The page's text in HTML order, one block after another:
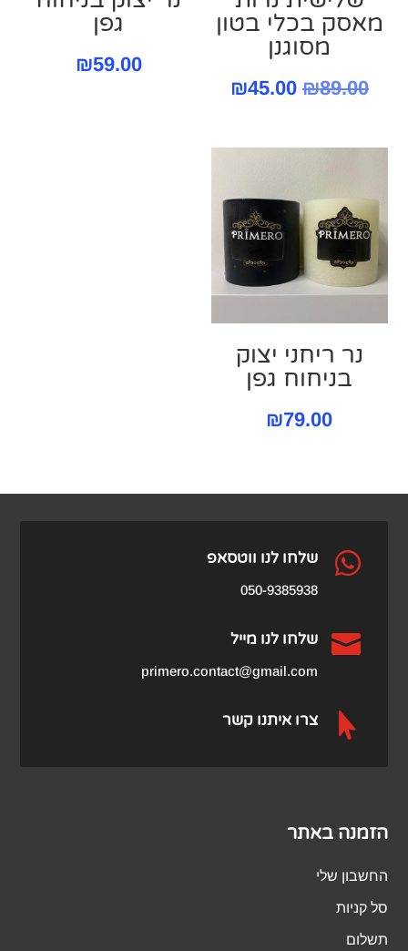
מאסק בכלי בטון
מסוגנן
₪89.00
המחיר
היה:
₪45.00
הוא:
גפן
₪59.00
נר ריחני יצוק
בניחוח גפן
₪79.00
 שלחו לנו ווטסאפ
050-9385938
 שלחו לנו מייל
primero.contact@gmail.com
 צרו איתנו קשר
הזמנה באתר
החשבון שלי
סל קניות
תשלום